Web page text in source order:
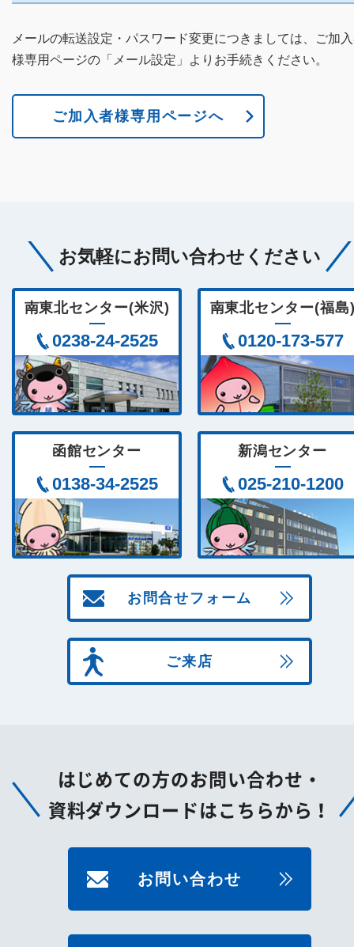
メールの転送設定・パスワード変更につきましては、ご加
様専用ページの「メール設定」よりお手続きください。
ご加入者様専用ページへ
お気軽にお問い合わせください
南東北センター(米沢)
0238-24-2525
南東北センター(福島
0120-173-577
函館センター
0138-34-2525
新潟センター
025-210-1200
お問合せフォーム
ご来店
はじめての方のお問い合わせ・
資料ダウンロードはこちらから！
お問い合わせ